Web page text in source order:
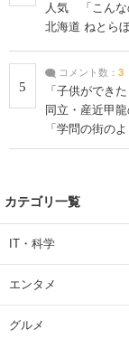
人気 「こんな
北海道 ねとら
5
コメント数： 3
「子供ができ
同立・産近甲
「学問の街の
| 大学 ねとらぼ
カテゴリ一覧
IT・科学
エンタメ
グルメ